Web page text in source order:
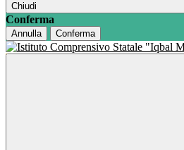
Chiudi
Conferma
Annulla Conferma